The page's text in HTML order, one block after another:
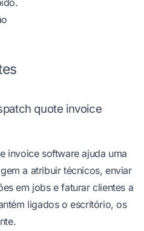
quote invoice
invoice software ajuda uma
a atribuir técnicos, enviar
em jobs e faturar clientes a
ligados o escritório, os